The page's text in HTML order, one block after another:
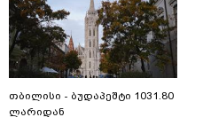
თბილისი - ბუდაპეშტი 1031.80
ლარიდან